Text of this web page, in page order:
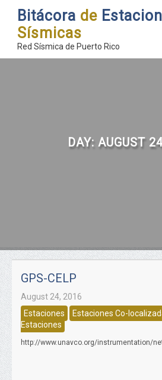
Bitácora de
Sísmicas
Red Sísmica de Puerto Rico
DAY: AUGUST
GPS-CELP
August 24, 2016
Estaciones
Estaciones Co-
Estaciones
http://www.unavco.org/instrumentation/